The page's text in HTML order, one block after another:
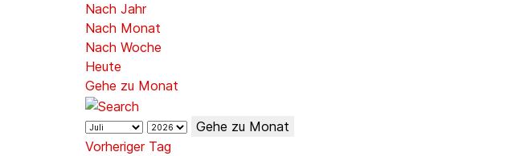
Nach Jahr
Nach Monat
Nach Woche
Heute
Gehe zu Monat
Gehe zu Monat
Vorheriger Tag